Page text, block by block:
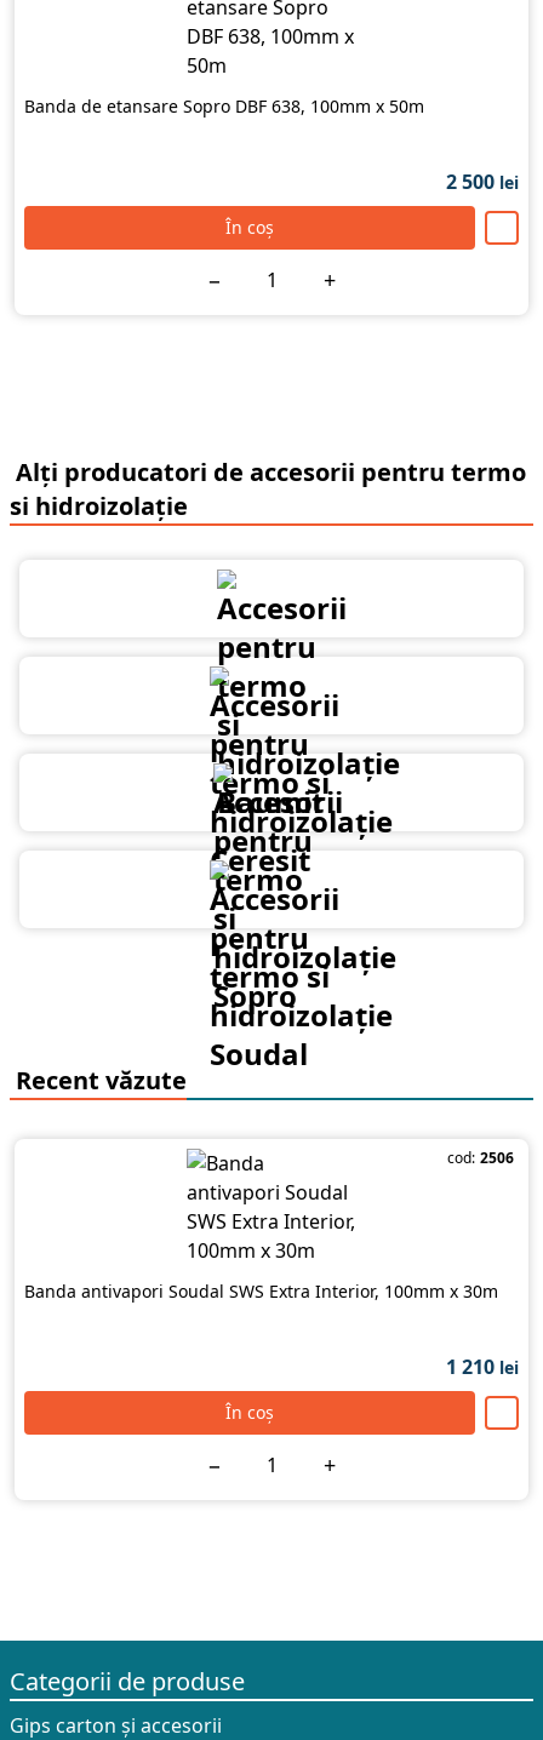
Banda de etansare Sopro DBF 638, 100mm x 50m
2 500 lei
În coș
− +
Alți producatori de accesorii pentru termo
si hidroizolație
Recent văzute
cod: 2506
Banda antivapori Soudal SWS Extra Interior, 100mm x 30m
1 210 lei
În coș
− +
Categorii de produse
Gips carton și accesorii